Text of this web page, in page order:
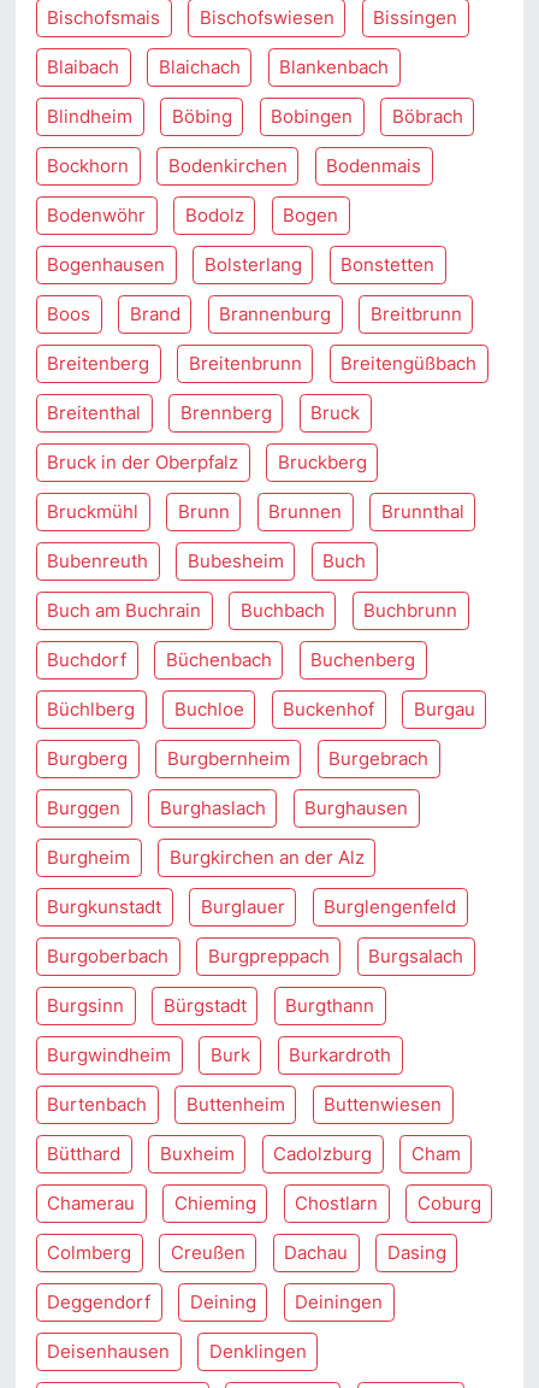
Bischofsmais Bischofswiesen Bissingen
Blaibach Blaichach Blankenbach
Blindheim Böbing Bobingen Böbrach
Bockhorn Bodenkirchen Bodenmais
Bodenwöhr Bodolz Bogen
Bogenhausen Bolsterlang Bonstetten
Boos Brand Brannenburg Breitbrunn
Breitenberg Breitenbrunn Breitengüßbach
Breitenthal Brennberg Bruck
Bruck in der Oberpfalz Bruckberg
Bruckmühl Brunn Brunnen Brunnthal
Bubenreuth Bubesheim Buch
Buch am Buchrain Buchbach Buchbrunn
Buchdorf Büchenbach Buchenberg
Büchlberg Buchloe Buckenhof Burgau
Burgberg Burgbernheim Burgebrach
Burggen Burghaslach Burghausen
Burgheim Burgkirchen an der Alz
Burgkunstadt Burglauer Burglengenfeld
Burgoberbach Burgpreppach Burgsalach
Burgsinn Bürgstadt Burgthann
Burgwindheim Burk Burkardroth
Burtenbach Buttenheim Buttenwiesen
Bütthard Buxheim Cadolzburg Cham
Chamerau Chieming Chostlarn Coburg
Colmberg Creußen Dachau Dasing
Deggendorf Deining Deiningen
Deisenhausen Denklingen